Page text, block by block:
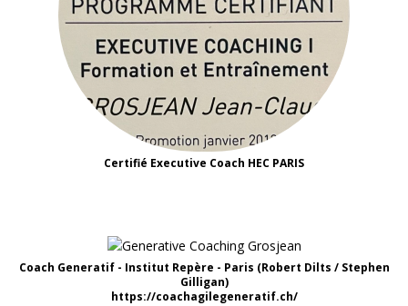
Certifié Executive Coach HEC PARIS
Coach Generatif - Institut Repère - Paris (Robert Dilts / Stephen
Gilligan)
https://coachagilegeneratif.ch/